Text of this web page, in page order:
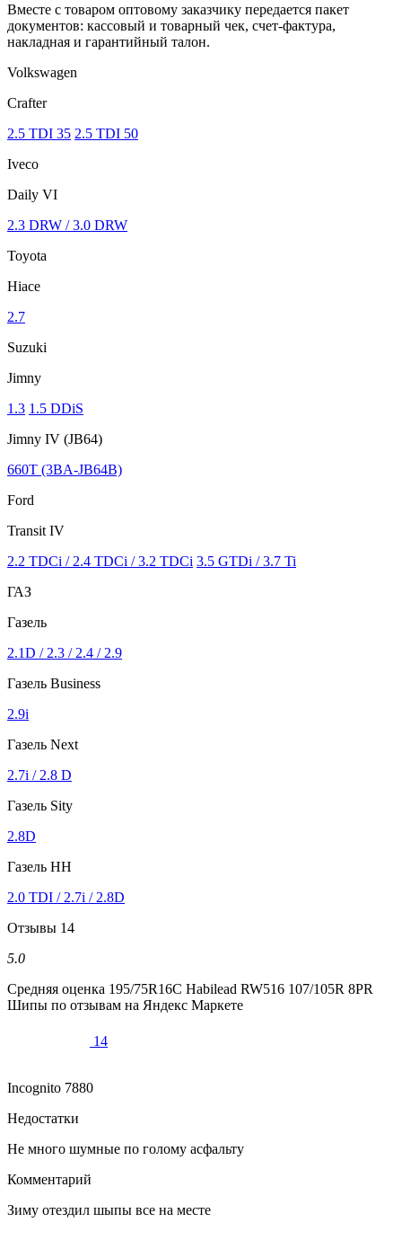
Вместе с товаром оптовому заказчику передается пакет
документов: кассовый и товарный чек, счет-фактура,
накладная и гарантийный талон.
Volkswagen
Crafter
2.5 TDI 35 2.5 TDI 50
Iveco
Daily VI
2.3 DRW / 3.0 DRW
Toyota
Hiace
2.7
Suzuki
Jimny
1.3 1.5 DDiS
Jimny IV (JB64)
660T (3BA-JB64B)
Ford
Transit IV
2.2 TDCi / 2.4 TDCi / 3.2 TDCi 3.5 GTDi / 3.7 Ti
ГАЗ
Газель
2.1D / 2.3 / 2.4 / 2.9
Газель Business
2.9i
Газель Next
2.7i / 2.8 D
Газель Sity
2.8D
Газель НН
2.0 TDI / 2.7i / 2.8D
Отзывы 14
5.0
Средняя оценка 195/75R16C Habilead RW516 107/105R 8PR
Шипы по отзывам на Яндекс Маркете
14
Incognito 7880
Недостатки
Не много шумные по голому асфальту
Комментарий
Зиму отездил шыпы все на месте